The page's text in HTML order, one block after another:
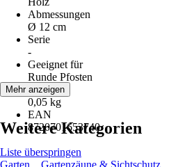
Abmessungen
Ø 12 cm
Serie
-
Geeignet für
Runde Pfosten
Gewicht
0,05 kg
EAN
8720701653740
Mehr anzeigen
Weitere Kategorien
Liste überspringen